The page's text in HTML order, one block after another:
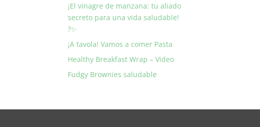
¡El vinagre de manzana: tu aliado
secreto para una vida saludable!
?✨
¡A tavola! Vamos a comer Pasta
Healthy Breakfast Wrap – Video
Fudgy Brownies saludable